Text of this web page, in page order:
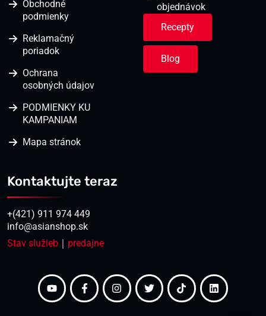
Obchodné
podmienky
Reklamačný
poriadok
Ochrana
osobných údajov
PODMIENKY KU
KAMPANIAM
Mapa stránok
objednávok
Recepty
Blog
Kontaktujte teraz
+(421) 911 974 449
info@asianshop.sk
Stav služieb ｜ predajne